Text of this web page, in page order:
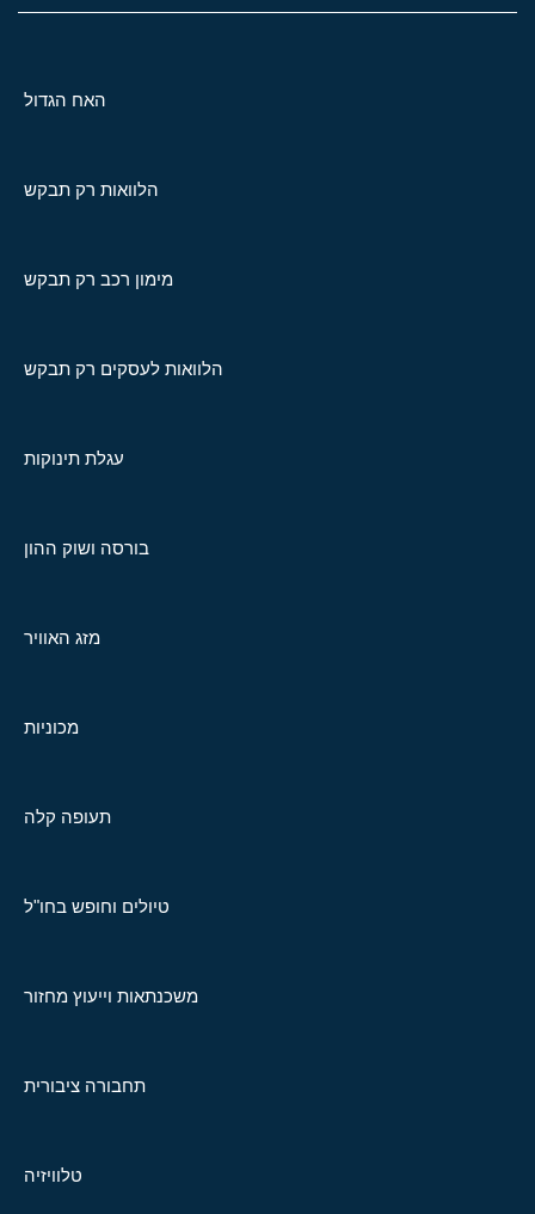
האח הגדול
הלוואות רק תבקש
מימון רכב רק תבקש
הלוואות לעסקים רק תבקש
עגלת תינוקות
בורסה ושוק ההון
מזג האוויר
מכוניות
תעופה קלה
טיולים וחופש בחו"ל
משכנתאות וייעוץ מחזור
תחבורה ציבורית
טלוויזיה